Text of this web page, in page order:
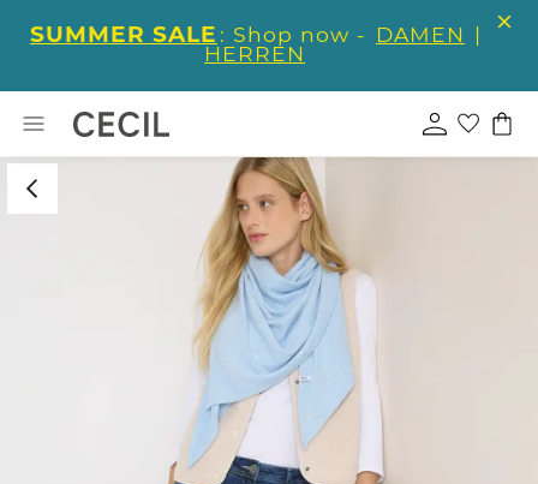
SUMMER SALE : Shop now - DAMEN |
HERREN